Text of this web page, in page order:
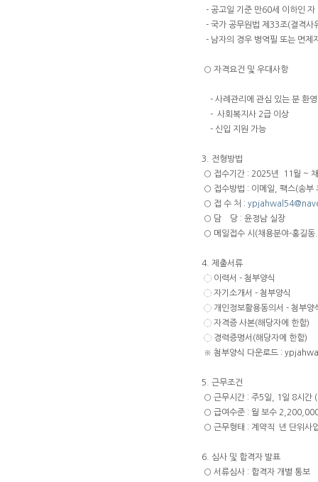
- 공고일 기준 만60세 이하인 자
- 국가 공무원법 제33조(결격사
- 남자의 경우 병역필 또는 면제
○ 자격요건 및 우대사항
- 사례관리에 관심 있는 분 환영
- 사회복지사 2급 이상
- 신입 지원 가능
3. 전형방법
○ 접수기간 : 2025년 11월 ~
○ 접수방법 : 이메일, 팩스(송부
○ 접 수 처 :
○ 담 당 : 윤정남 실장
○ 메일접수 시(채용분야-홍길
4. 제출서류
◌ 이력서 - 첨부양식
◌ 자기소개서 - 첨부양식
◌ 개인정보활용동의서 - 첨부양
◌ 자격증 사본(해당자에 한함)
◌ 경력증명서(해당자에 한함)
※ 첨부양식 다운로드 :
5. 근무조건
○ 근무시간 : 주5일, 1일 8
○ 급여수준 : 월 보수
○ 근무형태 : 계약직 년 단위사
6. 심사 및 합격자 발표
○ 서류심사 : 합격자 개별 통보